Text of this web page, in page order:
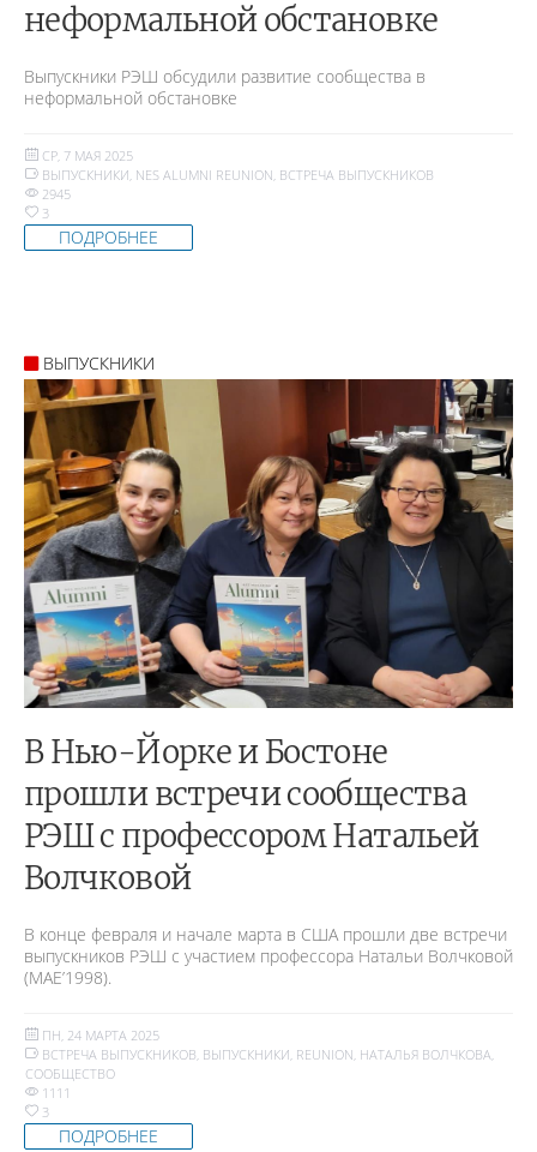
неформальной обстановке
Выпускники РЭШ обсудили развитие сообщества в
неформальной обстановке
СР, 7 МАЯ 2025
ВЫПУСКНИКИ, NES ALUMNI REUNION, ВСТРЕЧА ВЫПУСКНИКОВ
2945
3
ПОДРОБНЕЕ
ВЫПУСКНИКИ
В Нью-Йорке и Бостоне
прошли встречи сообщества
РЭШ с профессором Натальей
Волчковой
В конце февраля и начале марта в США прошли две встречи
выпускников РЭШ с участием профессора Натальи Волчковой
(MAE’1998).
ПН, 24 МАРТА 2025
ВСТРЕЧА ВЫПУСКНИКОВ ВЫПУСКНИКИ REUNION НАТАЛЬЯ ВОЛЧКОВА
СООБЩЕСТВО
1111
3
ПОДРОБНЕЕ